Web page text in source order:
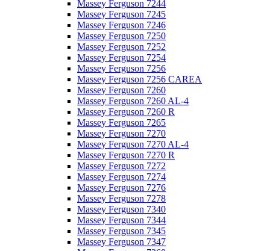
Massey Ferguson 7244
Massey Ferguson 7245
Massey Ferguson 7246
Massey Ferguson 7250
Massey Ferguson 7252
Massey Ferguson 7254
Massey Ferguson 7256
Massey Ferguson 7256 CAREA
Massey Ferguson 7260
Massey Ferguson 7260 AL-4
Massey Ferguson 7260 R
Massey Ferguson 7265
Massey Ferguson 7270
Massey Ferguson 7270 AL-4
Massey Ferguson 7270 R
Massey Ferguson 7272
Massey Ferguson 7274
Massey Ferguson 7276
Massey Ferguson 7278
Massey Ferguson 7340
Massey Ferguson 7344
Massey Ferguson 7345
Massey Ferguson 7347